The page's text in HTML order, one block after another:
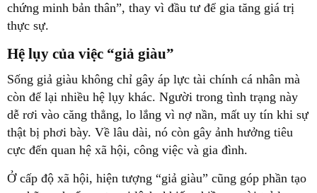
chứng minh bản thân”, thay vì đầu tư để gia tăng giá trị
thực sự.
Hệ lụy của việc “giả giàu”
Sống giả giàu không chỉ gây áp lực tài chính cá nhân mà
còn để lại nhiều hệ lụy khác. Người trong tình trạng này
dễ rơi vào căng thẳng, lo lắng vì nợ nần, mất uy tín khi sự
thật bị phơi bày. Về lâu dài, nó còn gây ảnh hưởng tiêu
cực đến quan hệ xã hội, công việc và gia đình.
Ở cấp độ xã hội, hiện tượng “giả giàu” cũng góp phần tạo